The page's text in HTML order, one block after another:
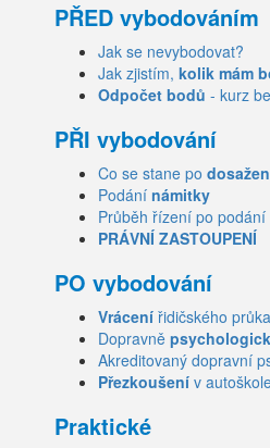
PŘED vybodováním
Jak se nevybodovat?
Jak zjistím, kolik mám
Odpočet bodů - kurz
PŘI vybodování
Co se stane po
Podání námitky
Průběh řízení po podání
PRÁVNÍ ZASTOUPENÍ
PO vybodování
Vrácení řidičského
Dopravně
Akreditovaný dopravní
Přezkoušení v
Praktické